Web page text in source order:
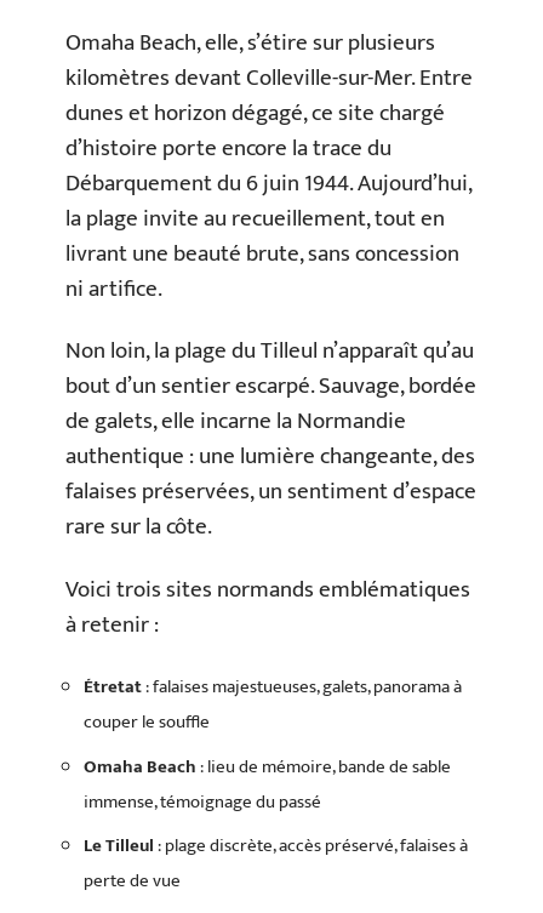
Omaha Beach, elle, s’étire sur plusieurs
kilomètres devant Colleville-sur-Mer. Entre
dunes et horizon dégagé, ce site chargé
d’histoire porte encore la trace du
Débarquement du 6 juin 1944. Aujourd’hui,
la plage invite au recueillement, tout en
livrant une beauté brute, sans concession
ni artifice.
Non loin, la plage du Tilleul n’apparaît qu’au
bout d’un sentier escarpé. Sauvage, bordée
de galets, elle incarne la Normandie
authentique : une lumière changeante, des
falaises préservées, un sentiment d’espace
rare sur la côte.
Voici trois sites normands emblématiques
à retenir :
Étretat: falaises majestueuses, galets, panorama à
couper le souffle
Omaha Beach: lieu de mémoire, bande de sable
immense, témoignage du passé
Le Tilleul: plage discrète, accès préservé, falaises à
perte de vue